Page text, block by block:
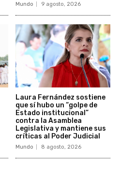
Mundo 9 agosto, 2026
Laura Fernández sostiene
que sí hubo un “golpe de
Estado institucional”
contra la Asamblea
Legislativa y mantiene sus
críticas al Poder Judicial
Mundo 8 agosto, 2026